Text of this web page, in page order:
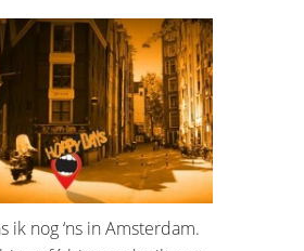
ik nog ‘ns in Amsterdam.